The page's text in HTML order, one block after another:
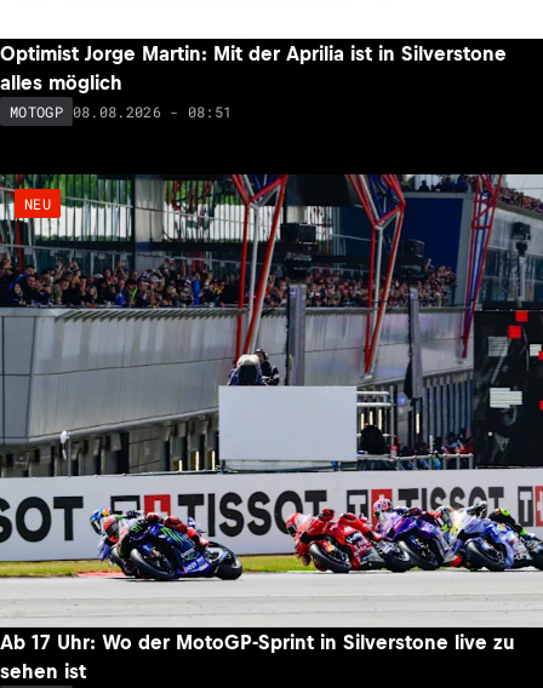
Optimist Jorge Martin: Mit der Aprilia ist in Silverstone
alles möglich
MOTOGP 08.08.2026 - 08:51
NEU
Ab 17 Uhr: Wo der MotoGP-Sprint in Silverstone live zu
sehen ist